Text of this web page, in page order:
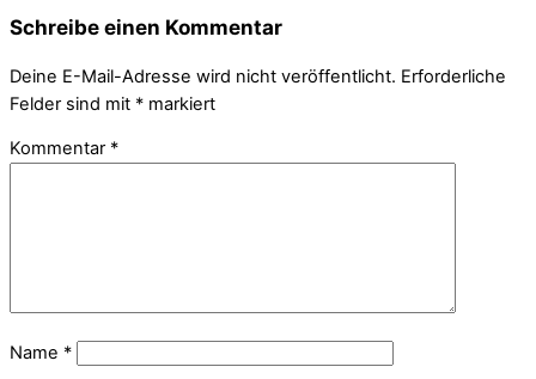
Schreibe einen Kommentar
Deine E-Mail-Adresse wird nicht veröffentlicht. Erforderliche
Felder sind mit * markiert
Kommentar *
Name *